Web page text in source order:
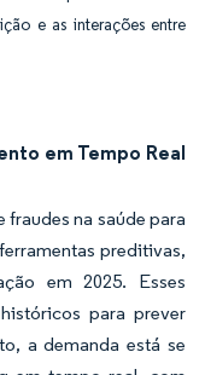
e as interações entre
em Tempo Real
na saúde para
preditivas,
em 2025. Esses
para prever
a demanda está se